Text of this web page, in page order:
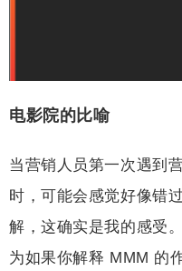
电影院的比喻
当营销人员第一次遇到
时，可能会感觉好像错
解，这确实是我的感受
为如果你解释 MMM 的